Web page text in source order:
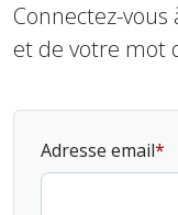
Connectez-
et de votre mot
Adresse email